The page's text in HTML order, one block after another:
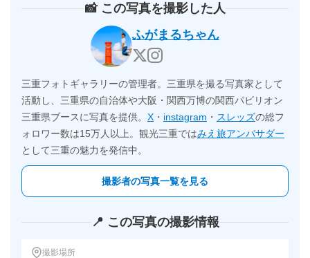
📸 この写真を撮影した人
ふがまるちゃん
三重フォトギャラリーの管理者。三重県を撮る写真家として
活動し、三重県の自治体や大阪・関西万博の関西パビリオン
三重県ブースに写真を提供。 X ・ instagram ・ スレッズの総フ
ォロワー数は15万人以上。観光三重ではみえ旅アンバサダー
として三重の魅力を発信中。
撮影者の写真一覧を見る
📍 この写真の撮影情報
撮影場所